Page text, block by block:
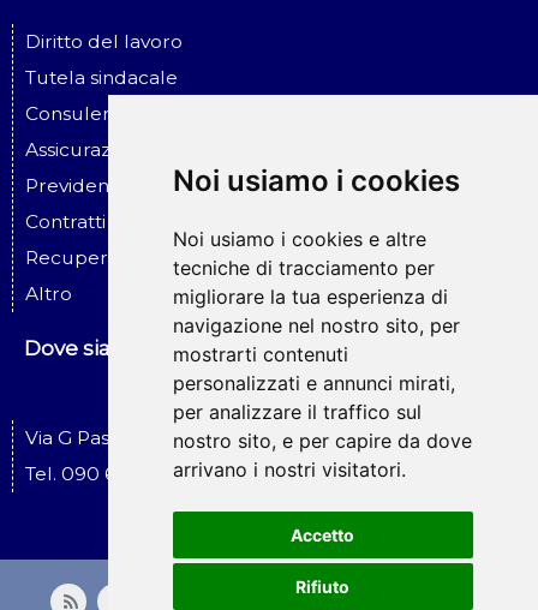
Noi usiamo i cookies
Noi usiamo i cookies e altre
tecniche di tracciamento per
migliorare la tua esperienza di
navigazione nel nostro sito, per
mostrarti contenuti
personalizzati e annunci mirati,
per analizzare il traffico sul
nostro sito, e per capire da dove
arrivano i nostri visitatori.
Accetto
Rifiuto
Diritto del lavoro
Tutela sindacale
Consulenza ed assistenza alle imprese
Assicurazione ed infortunio sul lavoro
Previdenza sociale
Contratti - Assicurazioni - Risar. danni
Recupero crediti - Esecuzioni
Altro
Dove siamo
Via G Pascoli, 19 Messina
Tel. 090 674519